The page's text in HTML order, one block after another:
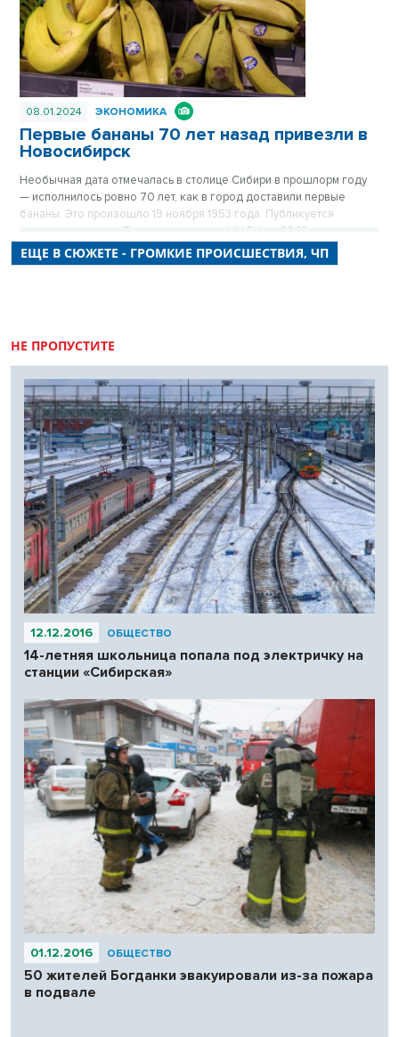
08.01.2024 ЭКОНОМИКА
Первые бананы 70 лет назад привезли в
Новосибирск
Необычная дата отмечалась в столице Сибири в прошлорм году
— исполнилось ровно 70 лет, как в город доставили первые
бананы. Это произошло 19 ноября 1953 года. Публикуется
повторно в цикле «Лучшие материалы VN.RU за 2023 год».
ЕЩЕ В СЮЖЕТЕ - ГРОМКИЕ ПРОИСШЕСТВИЯ, ЧП
НЕ ПРОПУСТИТЕ
12.12.2016 ОБЩЕСТВО
14-летняя школьница попала под электричку на
станции «Сибирская»
01.12.2016 ОБЩЕСТВО
50 жителей Богданки эвакуировали из-за пожара
в подвале